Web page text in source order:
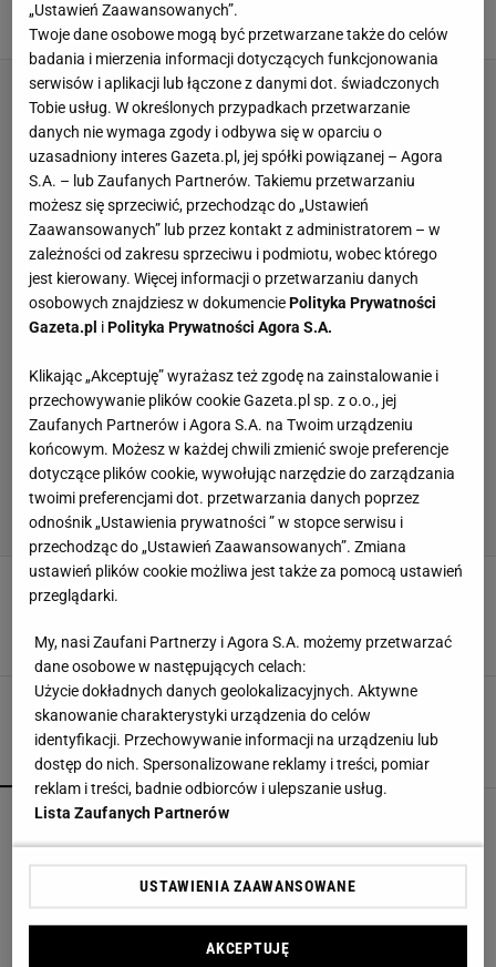
JAK PIELĘGNOWAĆ STORCZYKI
PIELĘGNACJA ROŚLIN PIELĘGNACJA STORCZYKÓW
Storczyk już nie kwitnie? Zaparz i wetrzyj ją w
JAK URATOWAĆ STORCZYKI
PIELĘGNACJA STORCZYKÓW
POPULARNE NAJNOWSZE
Kompaktowa bieżnia do małego mieszkania.
Vintage gramofony wracają do łask. Polacy na
nowo pokochali vinyle
„Ustawień Zaawansowanych”.
Twoje dane osobowe mogą być przetwarzane także do celów
badania i mierzenia informacji dotyczących funkcjonowania
serwisów i aplikacji lub łączone z danymi dot. świadczonych
Tobie usług. W określonych przypadkach przetwarzanie
danych nie wymaga zgody i odbywa się w oparciu o
uzasadniony interes Gazeta.pl, jej spółki powiązanej – Agora
S.A. – lub Zaufanych Partnerów. Takiemu przetwarzaniu
możesz się sprzeciwić, przechodząc do „Ustawień
Zaawansowanych” lub przez kontakt z administratorem – w
zależności od zakresu sprzeciwu i podmiotu, wobec którego
jest kierowany. Więcej informacji o przetwarzaniu danych
osobowych znajdziesz w dokumenciePolityka Prywatności
Gazeta.pl iPolityka Prywatności Agora S.A.
Klikając „Akceptuję” wyrażasz też zgodę na zainstalowanie i
przechowywanie plików cookie Gazeta.pl sp. z o.o., jej
Zaufanych Partnerów i Agora S.A. na Twoim urządzeniu
końcowym. Możesz w każdej chwili zmienić swoje preferencje
dotyczące plików cookie, wywołując narzędzie do zarządzania
twoimi preferencjami dot. przetwarzania danych poprzez
odnośnik „Ustawienia prywatności ” w stopce serwisu i
przechodząc do „Ustawień Zaawansowanych”. Zmiana
ustawień plików cookie możliwa jest także za pomocą ustawień
przeglądarki.
My, nasi Zaufani Partnerzy i Agora S.A. możemy przetwarzać
dane osobowe w następujących celach:
Użycie dokładnych danych geolokalizacyjnych. Aktywne
skanowanie charakterystyki urządzenia do celów
identyfikacji. Przechowywanie informacji na urządzeniu lub
dostęp do nich. Spersonalizowane reklamy i treści, pomiar
reklam i treści, badnie odbiorców i ulepszanie usług.
Lista Zaufanych Partnerów
USTAWIENIA ZAAWANSOWANE
AKCEPTUJĘ